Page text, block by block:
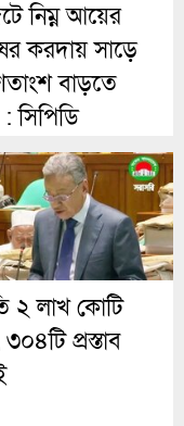
নিম্ন আয়ের
করদায় সাড়ে
বাড়তে
সিপিডি
২ লাখ কোটি
৩০৪টি প্রস্তাব